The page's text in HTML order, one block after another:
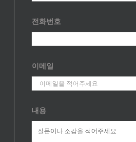
전화번호
이메일
내용